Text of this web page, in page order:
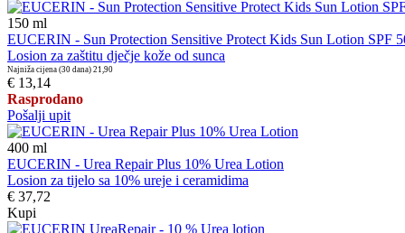
150 ml
EUCERIN - Sun Protection Sensitive Protect Kids Sun Lotion SPF
Losion za zaštitu dječje kože od sunca
Najniža cijena (30 dana) 21,90
€ 13,14
Rasprodano
Pošalji upit
400 ml
EUCERIN - Urea Repair Plus 10% Urea Lotion
Losion za tijelo sa 10% ureje i ceramidima
€ 37,72
Kupi